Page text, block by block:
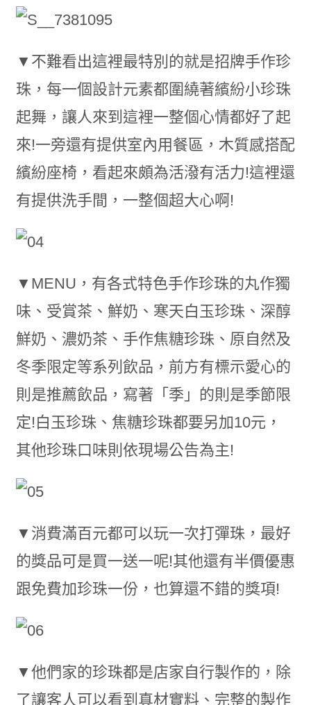
▼不難看出這裡最特別的就是招牌手作珍
珠，每一個設計元素都圍繞著繽紛小珍珠
起舞，讓人來到這裡一整個心情都好了起
來!一旁還有提供室內用餐區，木質感搭配
繽紛座椅，看起來頗為活潑有活力!這裡還
有提供洗手間，一整個超大心啊!
▼MENU，有各式特色手作珍珠的丸作獨
味、受賞茶、鮮奶、寒天白玉珍珠、深醇
鮮奶、濃奶茶、手作焦糖珍珠、原自然及
冬季限定等系列飲品，前方有標示愛心的
則是推薦飲品，寫著「季」的則是季節限
定!白玉珍珠、焦糖珍珠都要另加10元，
其他珍珠口味則依現場公告為主!
▼消費滿百元都可以玩一次打彈珠，最好
的獎品可是買一送一呢!其他還有半價優惠
跟免費加珍珠一份，也算還不錯的獎項!
▼他們家的珍珠都是店家自行製作的，除
了讓客人可以看到真材實料、完整的製作